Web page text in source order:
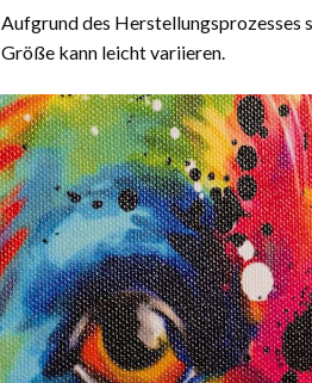
Aufgrund des Herstellungsprozesses
Größe kann leicht variieren.